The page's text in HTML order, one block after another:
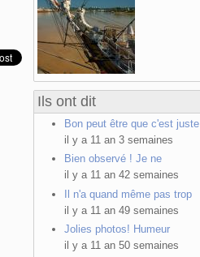
Ils ont dit
Bon peut être que c'est juste
il y a 11 an 3 semaines
Bien observé ! Je ne
il y a 11 an 42 semaines
Il n'a quand même pas trop
il y a 11 an 49 semaines
Jolies photos! Humeur
il y a 11 an 50 semaines